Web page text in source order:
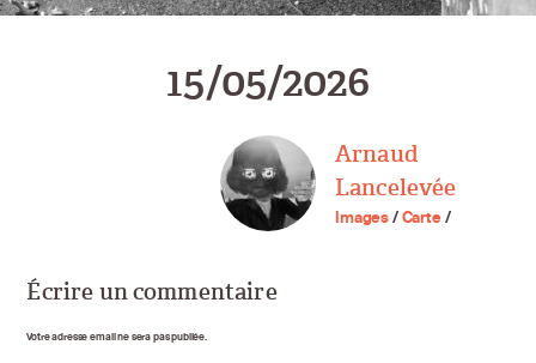
15/05/2026
Arnaud
Lancelevée
Images/Carte/
Écrire un commentaire
Votre adresse email ne sera pas publiée.